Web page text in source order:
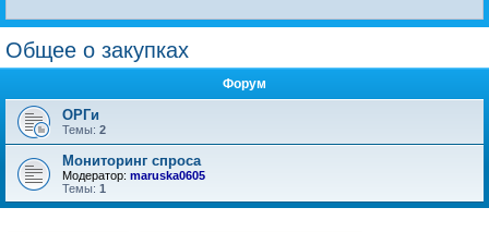
Общее о закупках
Форум
ОРГи
Темы: 2
Мониторинг спроса
Модератор: maruska0605
Темы: 1